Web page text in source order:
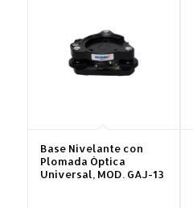
Base Nivelante con
Plomada Óptica
Universal, MOD. GAJ-13